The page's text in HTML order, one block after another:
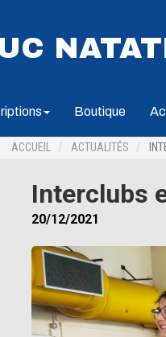
Boutique
ACCUEIL ACTUALITÉS
Interclubs
20/12/2021